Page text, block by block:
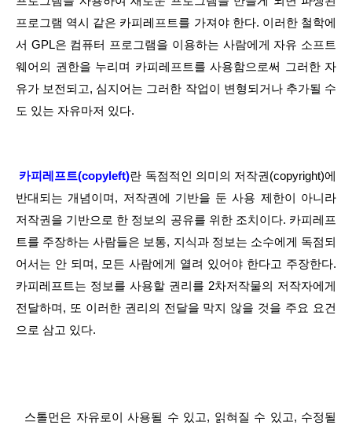
프로그램 역시 같은 카피레프트를 가져야 한다. 이러한 철학에
서 GPL은 컴퓨터 프로그램을 이용하는 사람에게 자유 소프트
웨어의 권한을 누리며 카피레프트를 사용함으로써 그러한 자
유가 보전되고, 심지어는 그러한 작업이 변형되거나 추가될 수
도 있는 자유마저 있다.
카피레프트(copyleft)란 독점적인 의미의 저작권(copyright)에
반대되는 개념이며, 저작권에 기반을 둔 사용 제한이 아니라
저작권을 기반으로 한 정보의 공유를 위한 조치이다. 카피레프
트를 주장하는 사람들은 보통, 지식과 정보는 소수에게 독점되
어서는 안 되며, 모든 사람에게 열려 있어야 한다고 주장한다.
카피레프트는 정보를 사용할 권리를 2차저작물의 저작자에게
전달하며, 또 이러한 권리의 전달을 막지 않을 것을 주요 요건
으로 삼고 있다.